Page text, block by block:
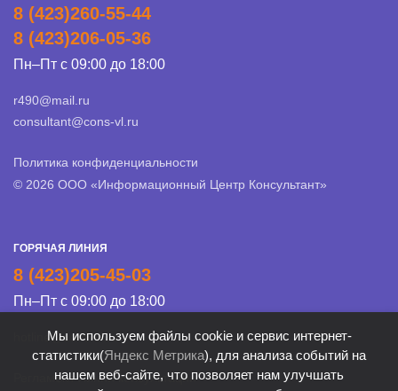
8 (423)260-55-44
8 (423)206-05-36
Пн–Пт с 09:00 до 18:00
r490@mail.ru
consultant@cons-vl.ru
Политика конфиденциальности
© 2026 ООО «Информационный Центр Консультант»
ГОРЯЧАЯ ЛИНИЯ
8 (423)205-45-03
Пн–Пт с 09:00 до 18:00
hotline@cons-vl.ru
Регламент Линии консультации
Мы используем файлы cookie и сервис интернет-
статистики(Яндекс Метрика), для анализа событий на
нашем веб-сайте, что позволяет нам улучшать